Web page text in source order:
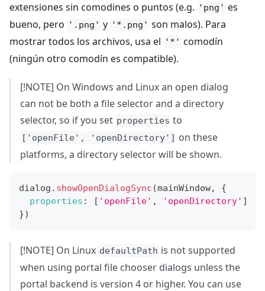
extensiones sin comodines o puntos (e.g. 'png' es
bueno, pero '.png' y '*.png' son malos). Para
mostrar todos los archivos, usa el '*' comodín
(ningún otro comodín es compatible).
[!NOTE] On Windows and Linux an open dialog
can not be both a file selector and a directory
selector, so if you set properties to
['openFile', 'openDirectory'] on these
platforms, a directory selector will be shown.
dialog . showOpenDialogSync (mainWindow,
{
properties : [ 'openFile' , 'openDirectory' ]
})
[!NOTE] On Linux defaultPath is not supported
when using portal file chooser dialogs unless the
portal backend is version 4 or higher. You can use